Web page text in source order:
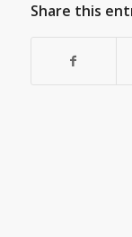
Share this